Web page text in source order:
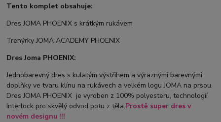
Tento komplet obsahuje:
Dres JOMA PHOENIX s krátkým rukávem
Trenýrky JOMA ACADEMY PHOENIX
Dres Joma PHOENIX:
Jednobarevný dres s kulatým výstřihem a výraznými barevnými
doplňky ve tvaru klínu na rukávech a velkém logu JOMA na prsou.
Dres JOMA PHOENIX je vyroben z 100% polyesteru, technologií
Interlock pro skvělý odvod potu z těla.Prostě super dres v
novém designu !!!